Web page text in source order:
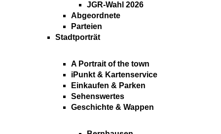
JGR-Wahl 2026
Abgeordnete
Parteien
Stadtporträt
A Portrait of the town
iPunkt & Kartenservice
Einkaufen & Parken
Sehenswertes
Geschichte & Wappen